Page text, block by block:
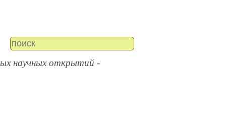
научных открытий -